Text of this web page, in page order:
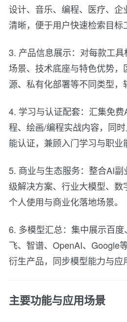
设计、音乐、编程、医疗、企
清晰，便于用户快速检索目标
3. 产品信息展示：对每款工
场景、技术底座与特色优势，
源、私有化部署等不同类型，
4. 学习与认证配套：汇集免
程、绘画/编程实战内容，同
能认证，兼顾入门学习与职业
5. 商业与生态服务：整合AI
级解决方案、行业大模型、
个人使用与商业化落地场景。
6. 多模型汇总：集中展示百
飞、智谱、OpenAI、Google
衍生产品，同步模型能力与应
主要功能与应用场景